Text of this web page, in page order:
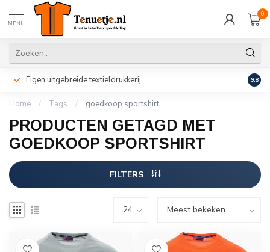
MENU
0
Eigen uitgebreide textieldrukkerij 9.8
Home / Tags / goedkoop sportshirt
PRODUCTEN GETAGD MET
GOEDKOOP SPORTSHIRT
FILTERS